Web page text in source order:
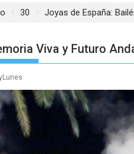
30 Joyas de España:
Viva y Futuro